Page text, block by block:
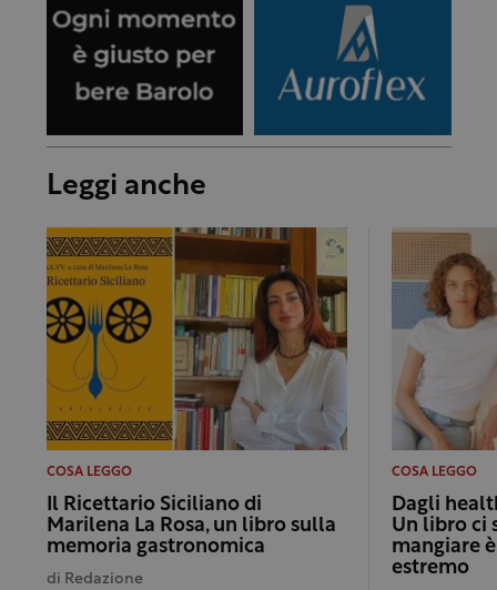
Leggi anche
COSA LEGGO
Il Ricettario Siciliano di
Marilena La Rosa, un libro sulla
memoria gastronomica
di Redazione
COSA LEGGO
Dagli
Un libro ci
mangiare
estremo